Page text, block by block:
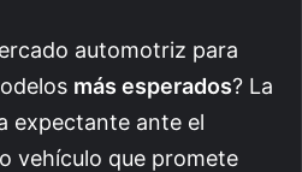
automotriz para
más esperados? La
expectante ante el
vehículo que promete